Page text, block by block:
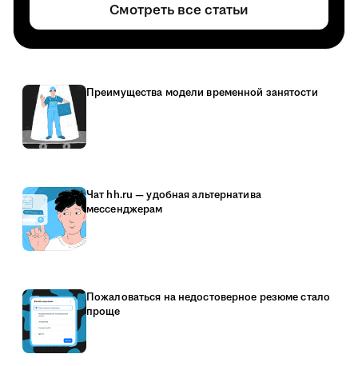
Смотреть все статьи
Преимущества модели временной занятости
Чат hh.ru — удобная альтернатива
мессенджерам
Пожаловаться на недостоверное резюме стало
проще